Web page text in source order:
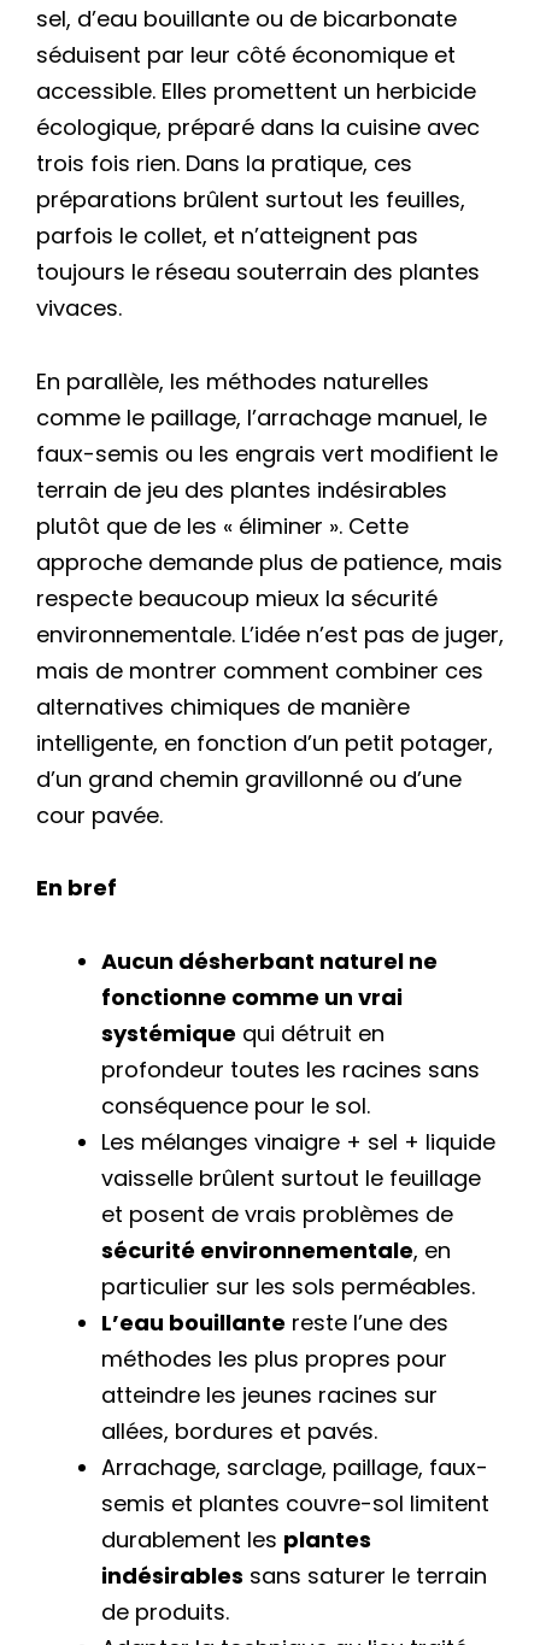
sel, d’eau bouillante ou de bicarbonate
séduisent par leur côté économique et
accessible. Elles promettent un herbicide
écologique, préparé dans la cuisine avec
trois fois rien. Dans la pratique, ces
préparations brûlent surtout les feuilles,
parfois le collet, et n’atteignent pas
toujours le réseau souterrain des plantes
vivaces.
En parallèle, les méthodes naturelles
comme le paillage, l’arrachage manuel, le
faux-semis ou les engrais vert modifient le
terrain de jeu des plantes indésirables
plutôt que de les « éliminer ». Cette
approche demande plus de patience, mais
respecte beaucoup mieux la sécurité
environnementale. L’idée n’est pas de juger,
mais de montrer comment combiner ces
alternatives chimiques de manière
intelligente, en fonction d’un petit potager,
d’un grand chemin gravillonné ou d’une
cour pavée.
En bref
Aucun désherbant naturel ne
fonctionne comme un vrai
systémique qui détruit en
profondeur toutes les racines sans
conséquence pour le sol.
Les mélanges vinaigre + sel + liquide
vaisselle brûlent surtout le feuillage
et posent de vrais problèmes de
sécurité environnementale, en
particulier sur les sols perméables.
L’eau bouillante reste l’une des
méthodes les plus propres pour
atteindre les jeunes racines sur
allées, bordures et pavés.
Arrachage, sarclage, paillage, faux-
semis et plantes couvre-sol limitent
durablement les plantes
indésirables sans saturer le terrain
de produits.